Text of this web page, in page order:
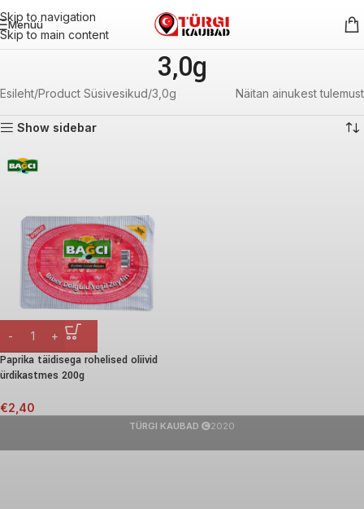
Skip to navigation
Skip to main content
Menüü
3,0g
Esileht Product Süsivesikud 3,0g Näitan ainukest tulemust
Show sidebar
Paprika täidisega rohelised oliivid
ürdikastmes 200g
€2,40
TÜRGI KAUBAD 2020